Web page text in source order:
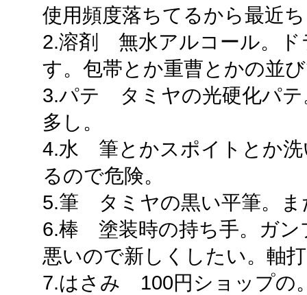
使用頻度落ちてるから最近
2.溶剤 無水アルコール。ド
す。包帯とか重曹とかの並
3.パテ タミヤの光硬化パテ
多し。
4.水 筆とかスポイトとか洗
るので危険。
5.筆 タミヤの黒い平筆。ま
6.棒 塗装時の持ち手。ガン
悪いので新しくしたい。軸
7.はさみ 100円ショップの